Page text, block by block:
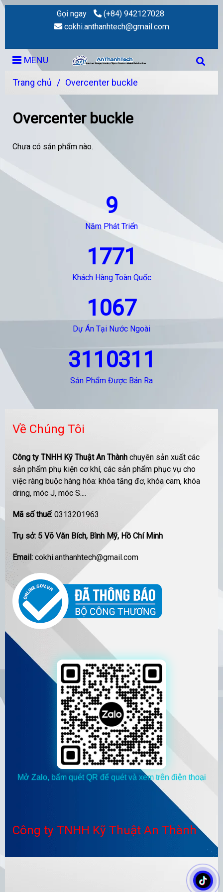
Gọi ngay
(+84) 942127028
cokhi.anthanhtech@gmail.com
MENU
Trang chủ / Overcenter buckle
Overcenter buckle
Chưa có sản phẩm nào.
9
Năm Phát Triển
1771
Khách Hàng Toàn Quốc
1067
Dự Án Tại Nước Ngoài
3110311
Sản Phẩm Được Bán Ra
Về Chúng Tôi
Công ty TNHH Kỹ Thuật An Thành chuyên sản xuất các
sản phẩm phụ kiện cơ khí, các sản phẩm phục vụ cho
việc ràng buộc hàng hóa: khóa tăng đơ, khóa cam, khóa
dring, móc J, móc S....
Mã số thuế: 0313201963
Trụ sở: 5 Võ Văn Bích, Bình Mỹ, Hồ Chí Minh
Email: cokhi.anthanhtech@gmail.com
Mở Zalo, bấm quét QR để quét và xem trên điện thoại
Công ty TNHH Kỹ Thuật An Thành